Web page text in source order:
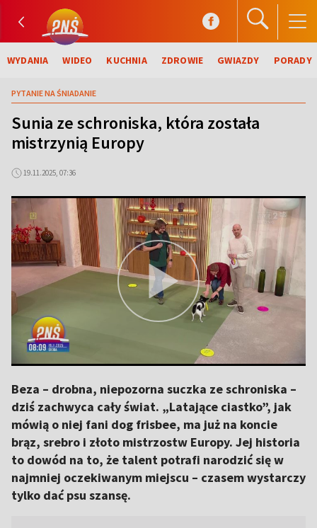
WYDANIA WIDEO KUCHNIA ZDROWIE GWIAZDY PORADY
PYTANIE NA ŚNIADANIE
Sunia ze schroniska, która została
mistrzynią Europy
19.11.2025, 07:36
Beza – drobna, niepozorna suczka ze schroniska –
dziś zachwyca cały świat. „Latające ciastko”, jak
mówią o niej fani dog frisbee, ma już na koncie
brąz, srebro i złoto mistrzostw Europy. Jej historia
to dowód na to, że talent potrafi narodzić się w
najmniej oczekiwanym miejscu – czasem wystarczy
tylko dać psu szansę.